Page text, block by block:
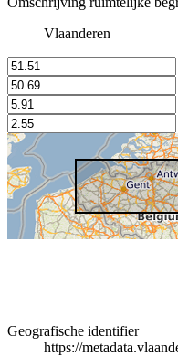
Vlaanderen
Geografische identifier
https://